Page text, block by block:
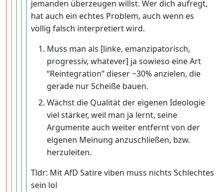
jemanden überzeugen willst. Wer dich aufregt,
hat auch ein echtes Problem, auch wenn es
völlig falsch interpretiert wird.
Muss man als [linke, emanzipatorisch,
progressiv, whatever] ja sowieso eine Art
“Reintegration” dieser ~30% anzielen, die
gerade nur Scheiße bauen.
Wächst die Qualität der eigenen Ideologie
viel stärker, weil man ja lernt, seine
Argumente auch weiter entfernt von der
eigenen Meinung anzuschließen, bzw.
herzuleiten.
Tldr: Mit AfD Satire viben muss nichts Schlechtes
sein lol